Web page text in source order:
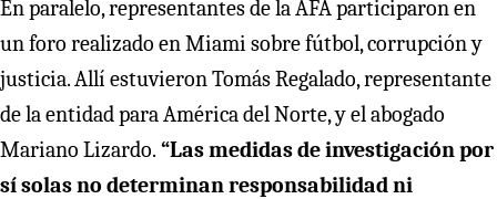
En paralelo, representantes de la AFA participaron en
un foro realizado en Miami sobre fútbol, corrupción y
justicia. Allí estuvieron Tomás Regalado, representante
de la entidad para América del Norte, y el abogado
Mariano Lizardo. “Las medidas de investigación por
sí solas no determinan responsabilidad ni